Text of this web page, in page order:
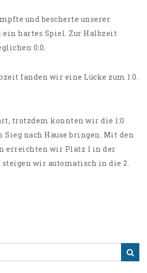
und bescherte unserer
hartes Spiel. Zur Halbzeit
0:0.
fanden wir eine Lücke zum 1:0.
trotzdem konnten wir die 1:0
nach Hause bringen. Mit den
erreichten wir Platz 1 in der
wir automatisch in die 2.